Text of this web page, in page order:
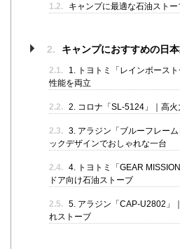
1.2. キャンプに最適な石油スト
2. キャンプにおすすめの日
2.1.
1. トヨトミ「レインボース
性能を両立
2.2. 2. コロナ「SL-5124」｜高
2.3. 3. アラジン「ブルーフレー
ックデザインでおしゃれな一台
2.4. 4. トヨトミ「GEAR
ドア向け石油ストーブ
2.5. 5. アラジン「CAP-U2802」
れストーブ